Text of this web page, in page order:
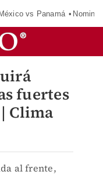
vs Panamá
fuertes
Clima
al frente,